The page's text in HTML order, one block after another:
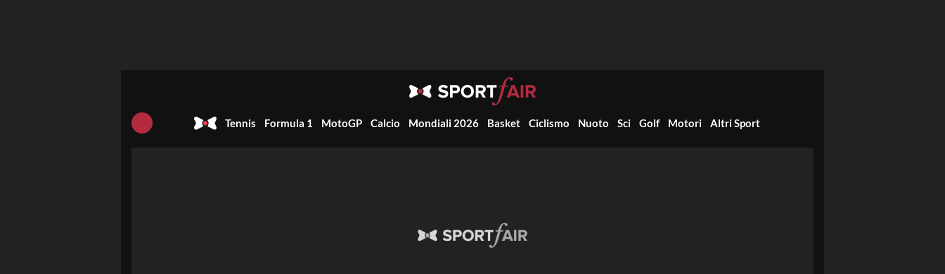
Tennis Formula 1 MotoGP Calcio Mondiali 2026 Basket Ciclismo Nuoto Sci Golf Motori Altri Sport